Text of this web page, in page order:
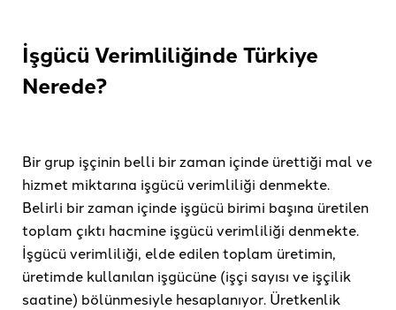
İşgücü Verimliliğinde Türkiye
Nerede?
Bir grup işçinin belli bir zaman içinde ürettiği mal ve
hizmet miktarına işgücü verimliliği denmekte.
Belirli bir zaman içinde işgücü birimi başına üretilen
toplam çıktı hacmine işgücü verimliliği denmekte.
İşgücü verimliliği, elde edilen toplam üretimin,
üretimde kullanılan işgücüne (işçi sayısı ve işçilik
saatine) bölünmesiyle hesaplanıyor. Üretkenlik